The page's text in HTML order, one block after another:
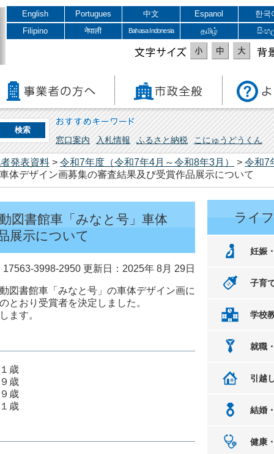
English Portugues 中文 Espanol 한국
Filipino
नेपाली Bahasa Indonesia தமிழ்
文字サイズ 表
おすすめキーワード
窓口案内 入札情報 ふるさと納税 こにゅうどうくん
発表資料 > 令和7年度（令和7年4月～令和8年3月） > 令和7
デザイン画募集の審査結果及び受賞作品展示について
書館車「みなと号」車体
展示について
17563-3998-2950 更新日：2025年 8月 29日
図書館車「みなと号」の車体デザイン画に
とおり受賞者を決定しました。
ます。
歳
歳
歳
歳
ライ
妊娠
子育
学校
就職
引越
結婚
健康